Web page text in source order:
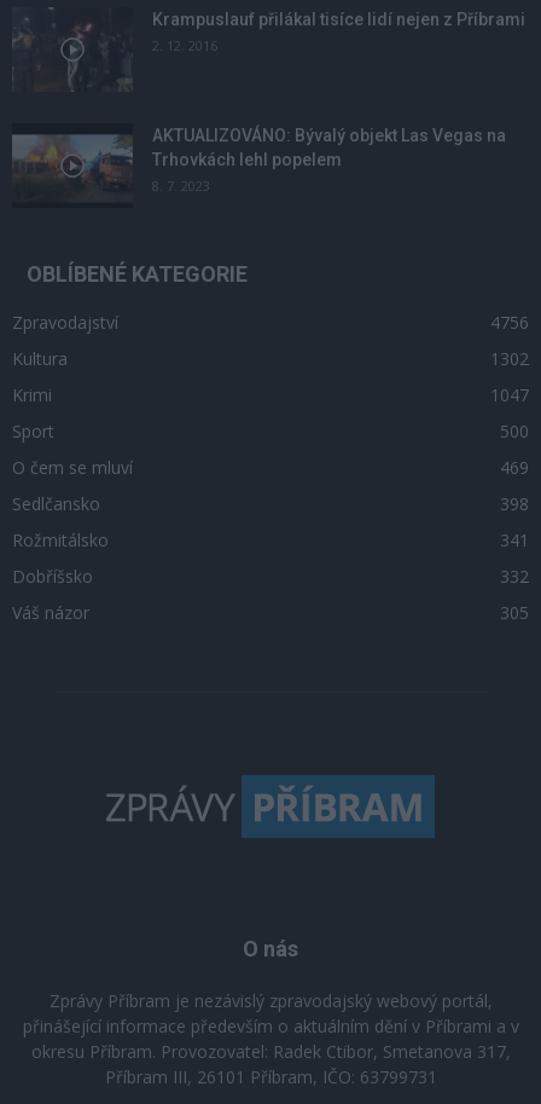
Krampuslauf přilákal tisíce lidí nejen z Příbrami
2. 12. 2016
AKTUALIZOVÁNO: Bývalý objekt Las Vegas na
Trhovkách lehl popelem
8. 7. 2023
OBLÍBENÉ KATEGORIE
Zpravodajství
4756
Kultura
1302
Krimi
1047
Sport
500
O čem se mluví
469
Sedlčansko
398
Rožmitálsko
341
Dobříšsko
332
Váš názor
305
O nás
Zprávy Příbram je nezávislý zpravodajský webový portál,
přinášející informace především o aktuálním dění v Příbrami a v
okresu Příbram. Provozovatel: Radek Ctibor, Smetanova 317,
Příbram III, 26101 Příbram, IČO: 63799731